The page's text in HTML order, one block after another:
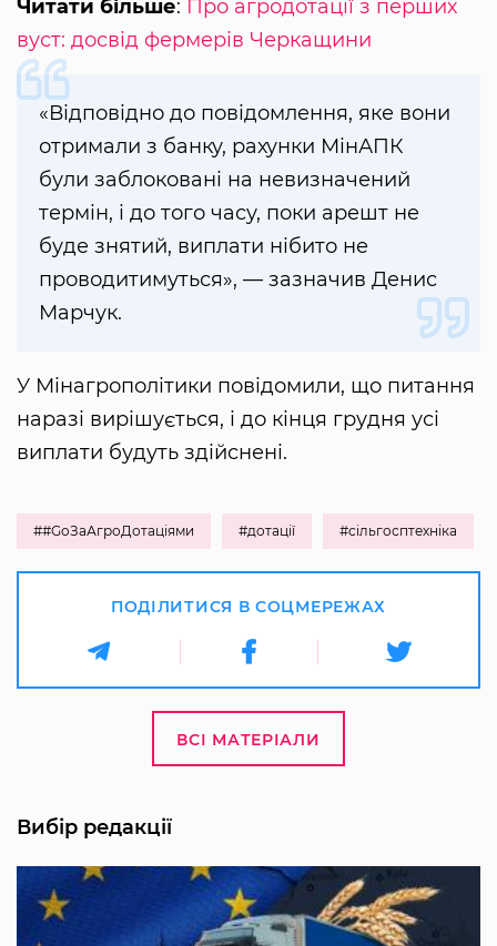
Читати більше: Про агродотації з перших
вуст: досвід фермерів Черкащини
«Відповідно до повідомлення, яке вони
отримали з банку, рахунки МінАПК
були заблоковані на невизначений
термін, і до того часу, поки арешт не
буде знятий, виплати нібито не
проводитимуться», — зазначив Денис
Марчук.
У Мінагрополітики повідомили, що питання
наразі вирішується, і до кінця грудня усі
виплати будуть здійснені.
##GoЗаАгроДотаціями #дотації #сільгосптехніка
ПОДІЛИТИСЯ В СОЦМЕРЕЖАХ
ВСІ МАТЕРІАЛИ
Вибір редакції